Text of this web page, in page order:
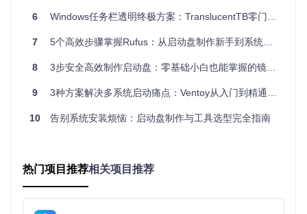
FI
现代主板
后）
D分区表）
Linux最新发行版
📌重点总结：确认启动模式是制作启动盘的基础，错误的分区
载和模式检测三项任务。
核心操作：3步完成启动盘制作
插入U盘后运行Rufus，程序会自动识别设备
在"设备"下拉菜单中选择目标U盘（务必确认盘符正确）
6 Windows任务栏透明终极方案：TranslucentTB零门槛配置指南
7 5个高效步骤掌握Rufus：从启动盘制作新手到系统安装专家
8 3步安全高效制作启动盘：零基础小白也能掌握的镜像烧录工具指南
9 3种方案解决多系统启动痛点：Ventoy从入门到精通指南
10 告别系统安装烦恼：启动盘制作与工具选型完全指南
热门项目推荐相关项目推荐